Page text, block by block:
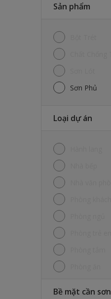
Sản phẩm
Sơn Phủ
Loại dự án
Bề mặt cần sơn